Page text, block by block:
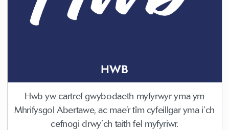
HWB
Hwb yw cartref gwybodaeth myfyrwyr yma ym
Mhrifysgol Abertawe, ac mae’r tîm cyfeillgar yma i’ch
cefnogi drwy’ch taith fel myfyriwr.